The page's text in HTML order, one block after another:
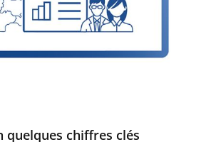
quelques chiffres clés